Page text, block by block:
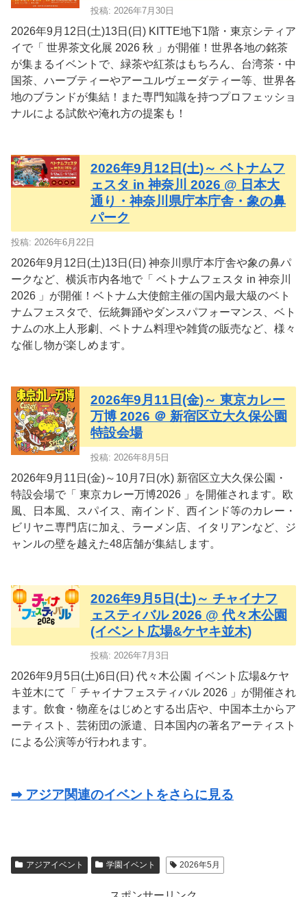
投稿: 2026年7月30日
2026年9月12日(土)13日(日) KITTE地下1階・東京シティア
イで「 世界茶文化展 2026 秋 」が開催！世界各地の銘茶
が集まるイベントで、緑茶や紅茶はもちろん、台湾茶・中
国茶、ハーブティーやアーユルヴェーダティー等、世界各
地のブランドが集結！また専門知識を持つプロフェッショ
ナルによる試飲や淹れ方の提案も！
2026年9月12日(土)～ ベトナムフ
ェスタ in 神奈川 2026 @ 日本大
通り・神奈川県庁本庁舎・象の鼻
パーク
投稿: 2026年6月22日
2026年9月12日(土)13日(日) 神奈川県庁本庁舎や象の鼻パ
ークなど、横浜市内各地で「 ベトナムフェスタ in 神奈川
2026 」が開催！ベトナム大使館主催の国内最大級のベト
ナムフェスタで、伝統舞踊やダンスパフォーマンス、ベト
ナムの水上人形劇、ベトナム料理や雑貨の販売など、様々
な催し物が楽しめます。
2026年9月11日(金)～ 東京カレー
万博 2026 ＠ 新宿区立大久保公園
特設会場
投稿: 2026年8月5日
2026年9月11日(金)～10月7日(水) 新宿区立大久保公園・
特設会場で「 東京カレー万博2026 」を開催されます。欧
風、日本風、スパイス、南インド、西インド等のカレー・
ビリヤニ専門店に加え、ラーメン店、イタリアンなど、ジ
ャンルの壁を越えた48店舗が集結します。
2026年9月5日(土)～ チャイナフ
ェスティバル 2026 @ 代々木公園
(イベント広場&ケヤキ並木)
投稿: 2026年7月3日
2026年9月5日(土)6日(日) 代々木公園 イベント広場&ケヤ
キ並木にて「 チャイナフェスティバル 2026 」が開催され
ます。飲食・物産をはじめとする出店や、中国本土からア
ーティスト、芸術団の派遣、日本国内の著名アーティスト
による公演等が行われます。
➡ アジア関連のイベントをさらに見る
アジアイベント 学園イベント 2026年5月